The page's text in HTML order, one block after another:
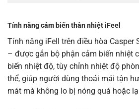
Tính năng cảm biến thân nhiệt iFeel
Tính năng iFell trên điều hòa Casper
– được gắn bộ phận cảm biến nhiệt
biến nhiệt độ, tùy chỉnh nhiệt độ
thể, giúp người dùng thoải mái tận
mát mà không lo bị nóng quá hoặc